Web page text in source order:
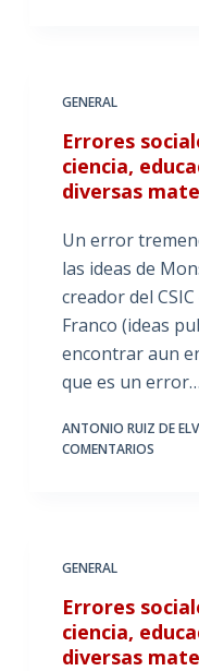
GENERAL
Errores
ciencia,
diversas
Un error
las ideas de
creador del
Franco (ideas
encontrar aun
que es un error…
ANTONIO RUIZ DE
COMENTARIOS
GENERAL
Errores
ciencia,
diversas